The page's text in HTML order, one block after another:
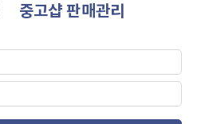
중고샵 판매관리